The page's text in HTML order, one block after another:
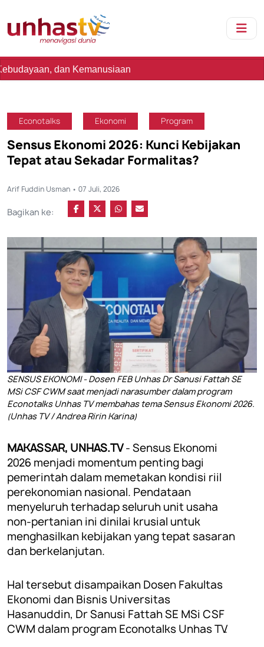
Kemanusiaan
Econotalks Ekonomi Program
Sensus Ekonomi 2026: Kunci Kebijakan
Tepat atau Sekadar Formalitas?
Arif Fuddin Usman • 07 Juli, 2026
Bagikan ke:
SENSUS EKONOMI - Dosen FEB Unhas Dr Sanusi Fattah SE
MSi CSF CWM saat menjadi narasumber dalam program
Econotalks Unhas TV membahas tema Sensus Ekonomi 2026.
(Unhas TV / Andrea Ririn Karina)
MAKASSAR, UNHAS.TV- Sensus Ekonomi
2026 menjadi momentum penting bagi
pemerintah dalam memetakan kondisi riil
perekonomian nasional. Pendataan
menyeluruh terhadap seluruh unit usaha
non-pertanian ini dinilai krusial untuk
menghasilkan kebijakan yang tepat sasaran
dan berkelanjutan.
Hal tersebut disampaikan Dosen Fakultas
Ekonomi dan Bisnis Universitas
Hasanuddin, Dr Sanusi Fattah SE MSi CSF
CWM dalam program Econotalks Unhas TV.